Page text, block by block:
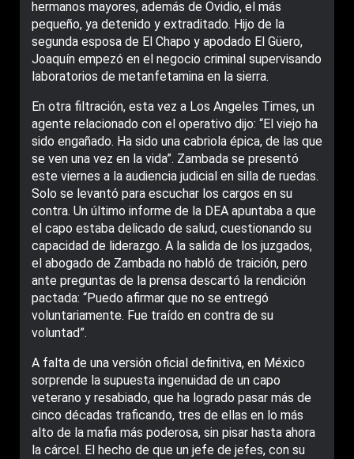
hermanos mayores, además de Ovidio, el más
pequeño, ya detenido y extraditado. Hijo de la
segunda esposa de El Chapo y apodado El Güero,
Joaquín empezó en el negocio criminal supervisando
laboratorios de metanfetamina en la sierra.
En otra filtración, esta vez a Los Angeles Times, un
agente relacionado con el operativo dijo: “El viejo ha
sido engañado. Ha sido una cabriola épica, de las que
se ven una vez en la vida”. Zambada se presentó
este viernes a la audiencia judicial en silla de ruedas.
Solo se levantó para escuchar los cargos en su
contra. Un último informe de la DEA apuntaba a que
el capo estaba delicado de salud, cuestionando su
capacidad de liderazgo. A la salida de los juzgados,
el abogado de Zambada no habló de traición, pero
ante preguntas de la prensa descartó la rendición
pactada: “Puedo afirmar que no se entregó
voluntariamente. Fue traído en contra de su
voluntad”.
A falta de una versión oficial definitiva, en México
sorprende la supuesta ingenuidad de un capo
veterano y resabiado, que ha logrado pasar más de
cinco décadas traficando, tres de ellas en lo más
alto de la mafia más poderosa, sin pisar hasta ahora
la cárcel. El hecho de que un jefe de jefes, con su